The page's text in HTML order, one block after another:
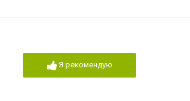
Я рекомендую